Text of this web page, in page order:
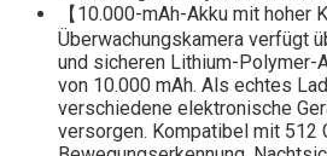
【10.000-mAh-Akku mit hoher
Überwachungskamera verfügt
und sicheren Lithium-Polymer-
von 10.000 mAh. Als echtes
verschiedene elektronische
versorgen. Kompatibel mit 512